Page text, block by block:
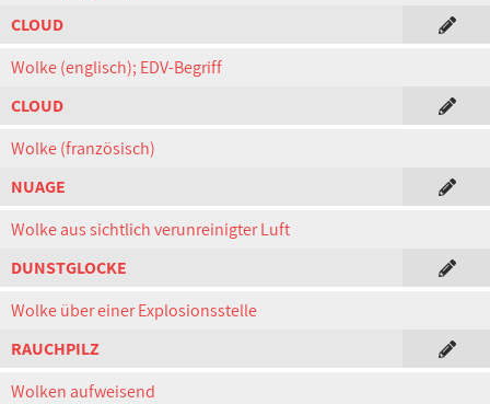
CLOUD
Wolke (englisch); EDV-Begriff
CLOUD
Wolke (französisch)
NUAGE
Wolke aus sichtlich verunreinigter Luft
DUNSTGLOCKE
Wolke über einer Explosionsstelle
RAUCHPILZ
Wolken aufweisend